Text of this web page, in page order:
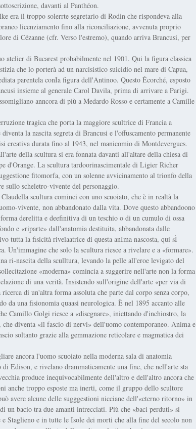
davanti al Panthéon.
era il troppo solerrte segretario di Rodin che rispondeva alla
licenziamento fino alla riconciliazione, avvenuta proprio
di Cézanne (cfr. Verso l'estremo), quando arriva Brancusi, per
atelier di Bucarest probabilmente nel 1901. Qui la figura classica
che lo porterà ad un narcisistico suicidio nel mare di Capua,
parentela conIa figura dell'Antinoo. Questo Écorché, esposto
insieme al generale Carol Davila, prima di arrivare a Parigi.
anncora di più a Medardo Rosso e certamente a Camille
tragica che porta la maggiore scultrice di Francia a
la nascita segreta di Brancusi e l'offuscamento permanente
creativa durata fino al 1943, nel manicomio di Montdevergues.
della scultura si era fonnata davanti all'altare della chiesa di
d'Orange. La scultura tardoorinascimentale di Ligier Richer
fitomorfa, con un solenne avvicinamento al trionfo della
sullo scheletro-vivente del personaggio.
scultura cominci con uno scuoiato, che è in realtà la
vivente, non abbandonato dalla vita. Dove questo abbandoono
derelitta e deefinitiva di un teschio o di un cumulo di ossa
e «riparte» dall'anatomia destituita, abbandonata dalle
tutta la fisicità rivelaatrice di questa anIma nascosta, qui sÌ
Un'immagine che solo la scultura riesce a rivelare e a «formare».
ri-nascita della sculltura, levando la pelle all'eroe levigato del
«moderna» comincia a suggerire nell'arte non la forma
di una verità. Insistendo sull'origine dell'arte «per via di
di un'altra forma assoluta che parte dal corpo senza corpo,
da una fisionomia quaasi neurologica. È nel 1895 accanto alle
Camillo Golgi riesce a «disegnare», iniettando d'inchiostro, la
che diventa «il fascio di nervi» dell'uomo contemporaneo. Anima e
soltanto grazie alla gemmazione reticolare e magmatica dei
ancora l'uomo scuoiato nella moderna sala di anatomia
Edison, e rivelano drammaticamente una fine, che nell'arte sta
produce inequivocabilmente dell'altro e dell'altro ancora che
anche troppo esposte ma inerti, come il gruppo dello scultore
avere alcune delle sugggestioni nicciane dell'«eterno ritorno» in
un bacio tra due amanti intrecciati. Più che «baci perduti» si
e in tutte le Isole dei morti che alla fine del secolo non